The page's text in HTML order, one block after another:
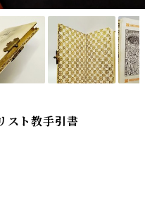
スト教手引書